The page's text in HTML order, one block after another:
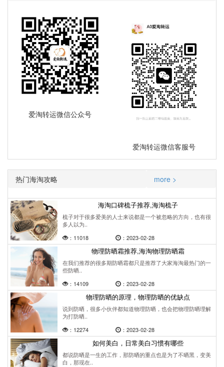
爱淘转运微信公众号
爱淘转运微信客服号
热门海淘攻略 more >
海淘口碑梳子推荐,海淘梳子
梳子对于很多爱美的人士来说都是一个被忽略的方向，也有很
多人以为..
：11018
：2023-02-28
物理防晒霜推荐,海淘物理防晒霜
在我们推荐的很多期防晒霜都只是推荐了大家海淘最热门的一
些防晒..
：14109
：2023-02-28
物理防晒的原理，物理防晒的优缺点
说到防晒，很多小伙伴都知道物理防晒，也会把物理防晒理解
为打防晒..
：12274
：2023-02-28
如何美白，日常美白习惯有哪些
都说防晒是一生的工作，那防晒的重点也是为了不晒黑，变美
白，那现在..